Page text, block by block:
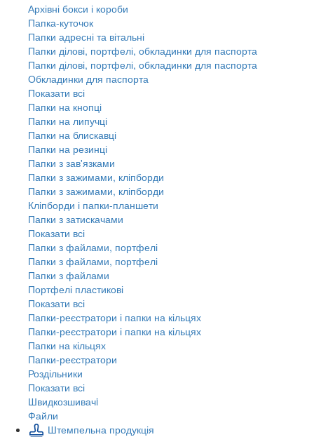
Архівні бокси і короби
Папка-куточок
Папки адресні та вітальні
Папки ділові, портфелі, обкладинки для паспорта
Папки ділові, портфелі, обкладинки для паспорта
Обкладинки для паспорта
Показати всі
Папки на кнопці
Папки на липучці
Папки на блискавці
Папки на резинці
Папки з зав'язками
Папки з зажимами, кліпборди
Папки з зажимами, кліпборди
Кліпборди і папки-планшети
Папки з затискачами
Показати всі
Папки з файлами, портфелі
Папки з файлами, портфелі
Папки з файлами
Портфелі пластикові
Показати всі
Папки-реєстратори і папки на кільцях
Папки-реєстратори і папки на кільцях
Папки на кільцях
Папки-реєстратори
Роздільники
Показати всі
Швидкозшивачi
Файли
Штемпельна продукція